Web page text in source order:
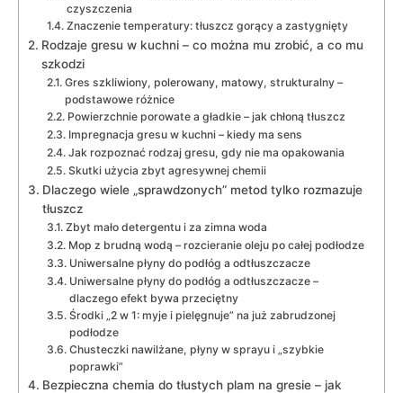
czyszczenia
Znaczenie temperatury: tłuszcz gorący a zastygnięty
Rodzaje gresu w kuchni – co można mu zrobić, a co mu
szkodzi
Gres szkliwiony, polerowany, matowy, strukturalny –
podstawowe różnice
Powierzchnie porowate a gładkie – jak chłoną tłuszcz
Impregnacja gresu w kuchni – kiedy ma sens
Jak rozpoznać rodzaj gresu, gdy nie ma opakowania
Skutki użycia zbyt agresywnej chemii
Dlaczego wiele „sprawdzonych” metod tylko rozmazuje
tłuszcz
Zbyt mało detergentu i za zimna woda
Mop z brudną wodą – rozcieranie oleju po całej podłodze
Uniwersalne płyny do podłóg a odtłuszczacze
Uniwersalne płyny do podłóg a odtłuszczacze –
dlaczego efekt bywa przeciętny
Środki „2 w 1: myje i pielęgnuje” na już zabrudzonej
podłodze
Chusteczki nawilżane, płyny w sprayu i „szybkie
poprawki”
Bezpieczna chemia do tłustych plam na gresie – jak